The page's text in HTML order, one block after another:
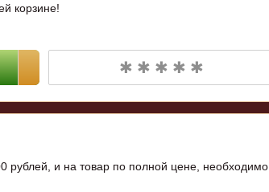
корзине!
✱ ✱ ✱ ✱ ✱
рублей, и на товар по полной цене, необходимо